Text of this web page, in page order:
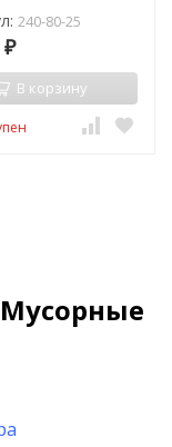
240-80-25
₽
В корзину